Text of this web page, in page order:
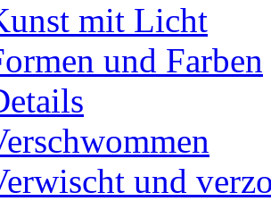
mit Licht
und Farben
und